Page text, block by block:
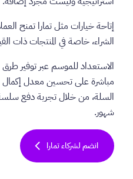
إتاحة خيارات مثل تمارا تمنح
الشراء، خاصة في المنتجات ذات
الاستعداد للموسم عبر توفير
مباشرة على تحسين معدل إكمال
شهور.
انضم لشركاء تمارا chevron_left